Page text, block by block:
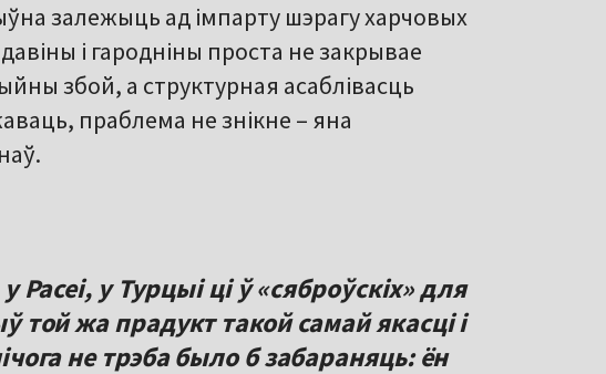
залежыць ад імпарту шэрагу харчовых
і гародніны проста не закрывае
збой, а структурная асаблівасць
праблема не знікне – яна
Расеі, у Турцыі ці ў «сяброўскіх» для
той жа прадукт такой самай якасці і
не трэба было б забараняць: ён